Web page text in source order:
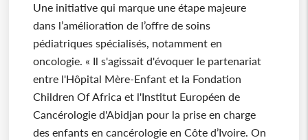
Une initiative qui marque une étape majeure
dans l’amélioration de l’offre de soins
pédiatriques spécialisés, notamment en
oncologie. « Il s'agissait d'évoquer le partenariat
entre l'Hôpital Mère-Enfant et la Fondation
Children Of Africa et l'Institut Européen de
Cancérologie d'Abidjan pour la prise en charge
des enfants en cancérologie en Côte d’Ivoire. On